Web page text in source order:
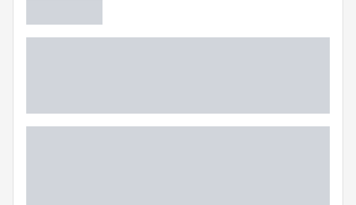
Barrelform